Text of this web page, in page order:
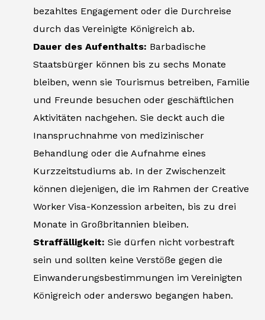
bezahltes Engagement oder die Durchreise
durch das Vereinigte Königreich ab.
Dauer des Aufenthalts: Barbadische
Staatsbürger können bis zu sechs Monate
bleiben, wenn sie Tourismus betreiben, Familie
und Freunde besuchen oder geschäftlichen
Aktivitäten nachgehen. Sie deckt auch die
Inanspruchnahme von medizinischer
Behandlung oder die Aufnahme eines
Kurzzeitstudiums ab. In der Zwischenzeit
können diejenigen, die im Rahmen der Creative
Worker Visa-Konzession arbeiten, bis zu drei
Monate in Großbritannien bleiben.
Straffälligkeit: Sie dürfen nicht vorbestraft
sein und sollten keine Verstöße gegen die
Einwanderungsbestimmungen im Vereinigten
Königreich oder anderswo begangen haben.